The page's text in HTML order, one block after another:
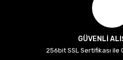
GÜVENLİ
256bit SSL Sertifikası ile